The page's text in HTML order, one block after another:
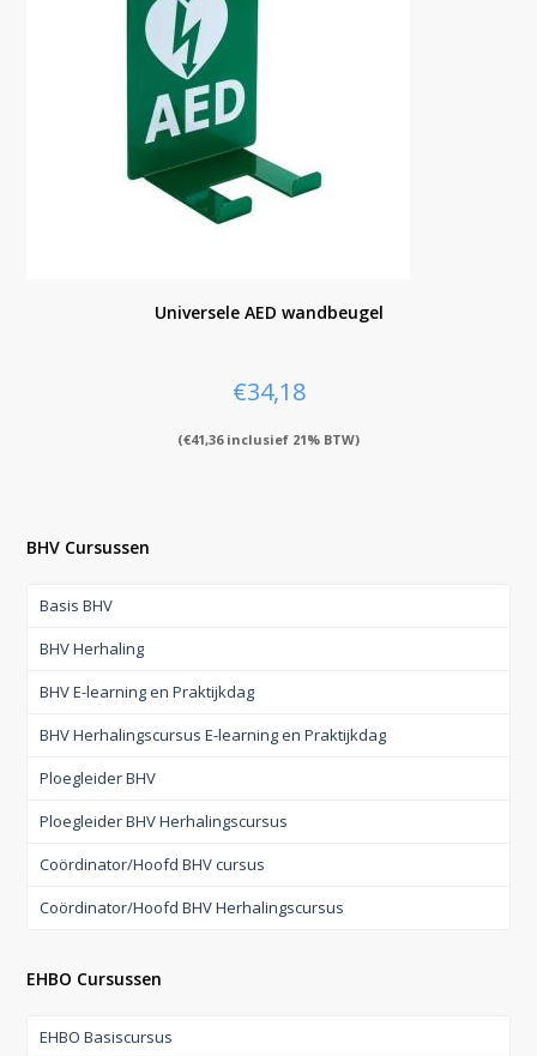
Universele AED wandbeugel
€34,18
(€41,36inclusief 21% BTW)
BHV Cursussen
Basis BHV
BHV Herhaling
BHV E-learning en Praktijkdag
BHV Herhalingscursus E-learning en Praktijkdag
Ploegleider BHV
Ploegleider BHV Herhalingscursus
Coördinator/Hoofd BHV cursus
Coördinator/Hoofd BHV Herhalingscursus
EHBO Cursussen
EHBO Basiscursus